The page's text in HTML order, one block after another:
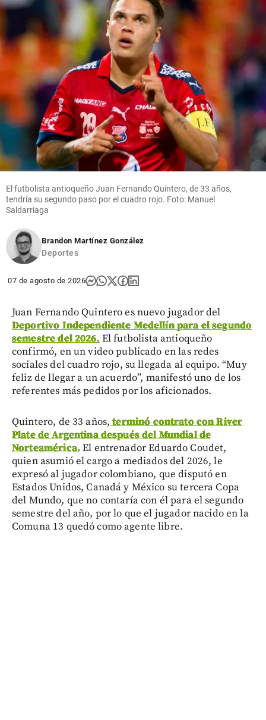
El futbolista antioqueño Juan Fernando Quintero, de 33 años,
tendría su segundo paso por el cuadro rojo. Foto: Manuel
Saldarriaga
Brandon Martínez González
Deportes
07 de agosto de 2026
Juan Fernando Quintero es nuevo jugador del
Deportivo Independiente Medellín para el segundo
semestre del 2026. El futbolista antioqueño
confirmó, en un video publicado en las redes
sociales del cuadro rojo, su llegada al equipo. “Muy
feliz de llegar a un acuerdo”, manifestó uno de los
referentes más pedidos por los aficionados.
Quintero, de 33 años, terminó contrato con River
Plate de Argentina después del Mundial de
Norteamérica. El entrenador Eduardo Coudet,
quien asumió el cargo a mediados del 2026, le
expresó al jugador colombiano, que disputó en
Estados Unidos, Canadá y México su tercera Copa
del Mundo, que no contaría con él para el segundo
semestre del año, por lo que el jugador nacido en la
Comuna 13 quedó como agente libre.